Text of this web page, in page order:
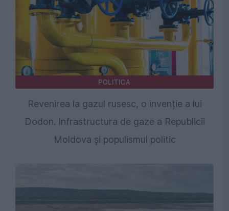
POLITICA
Revenirea la gazul rusesc, o invenție a lui
Dodon. Infrastructura de gaze a Republicii
Moldova și populismul politic